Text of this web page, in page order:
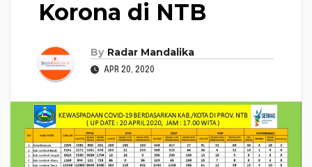
Korona di NTB
By Radar Mandalika
APR 20, 2020